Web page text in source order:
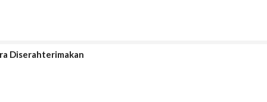
Diserahterimakan